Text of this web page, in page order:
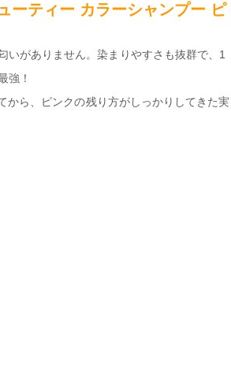
ーティー カラーシャンプー ピ
いがありません。染まりやすさも抜群で、1
強！
から、ピンクの残り方がしっかりしてきた実